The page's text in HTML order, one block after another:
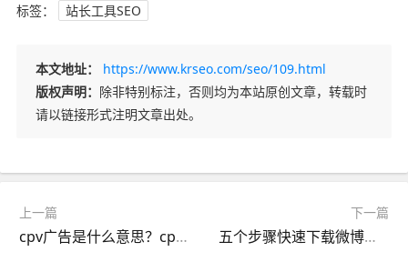
标签： 站长工具SEO
本文地址：
https://www.krseo.com/seo/109.html
版权声明： 除非特别标注，否则均为本站原创文章，转载时
请以链接形式注明文章出处。
上一篇
cpv广告是什么意思？cpv广告收费是怎样计算的？
下一篇
五个步骤快速下载微博视频/秒拍的方法分享